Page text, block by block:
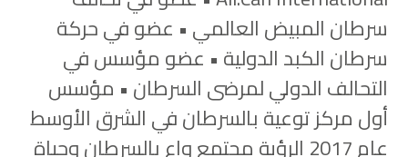
سرطان المبيض العالمي • عضو في حركة
سرطان الكبد الدولية • عضو مؤسس في
التحالف الدولي لمرضى السرطان • مؤسس
أول مركز توعية بالسرطان في الشرق الأوسط
عام 2017 الرؤية مجتمع واع بالسرطان وحياة